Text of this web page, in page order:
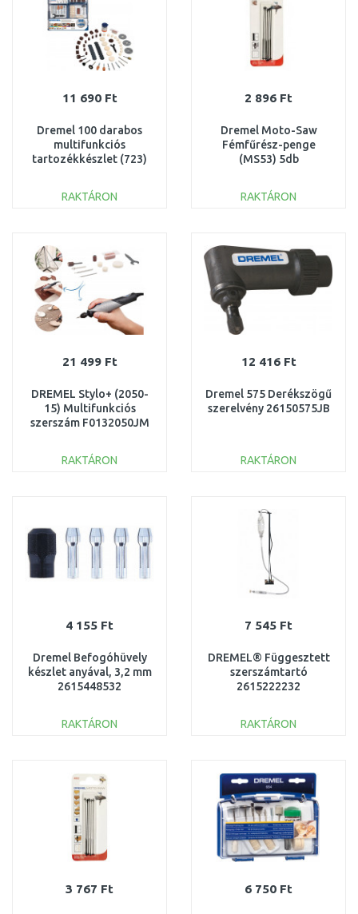
11 690 Ft
Dremel 100 darabos
multifunkciós
tartozékkészlet (723)
RAKTÁRON
2 896 Ft
Dremel Moto-Saw
Fémfűrész-penge
(MS53) 5db
RAKTÁRON
Összehasonlítás
21 499 Ft
DREMEL Stylo+ (2050-
15) Multifunkciós
szerszám F0132050JM
RAKTÁRON
12 416 Ft
Dremel 575 Derékszögű
szerelvény 26150575JB
RAKTÁRON
Összehasonlítás
4 155 Ft
Dremel Befogóhüvely
készlet anyával, 3,2 mm
2615448532
RAKTÁRON
Összehasonlítás
7 545 Ft
DREMEL® Függesztett
szerszámtartó
2615222232
RAKTÁRON
Összehasonlítás
3 767 Ft 6 750 Ft